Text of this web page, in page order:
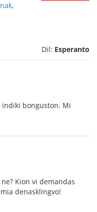
,
Dil: Esperanto
indiki bonguston. Mi
Kion vi demandas
denasklingvo!